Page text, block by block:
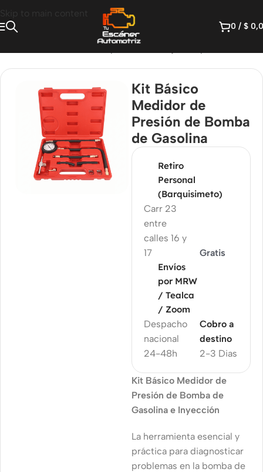
Skip to main content
0 / $
Kit Básico
Medidor de
Presión de Bomba
de Gasolina
Retiro
Personal
(Barquisimeto)
Carr 23
entre
calles 16 y
17
Gratis
Envíos
por MRW
/ Tealca
/ Zoom
Despacho
nacional
24-48h
2-3 Dias
Cobro a
destino
Kit Básico Medidor de
Presión de Bomba de
Gasolina e Inyección
La herramienta esencial y
práctica para diagnosticar
problemas en la bomba de